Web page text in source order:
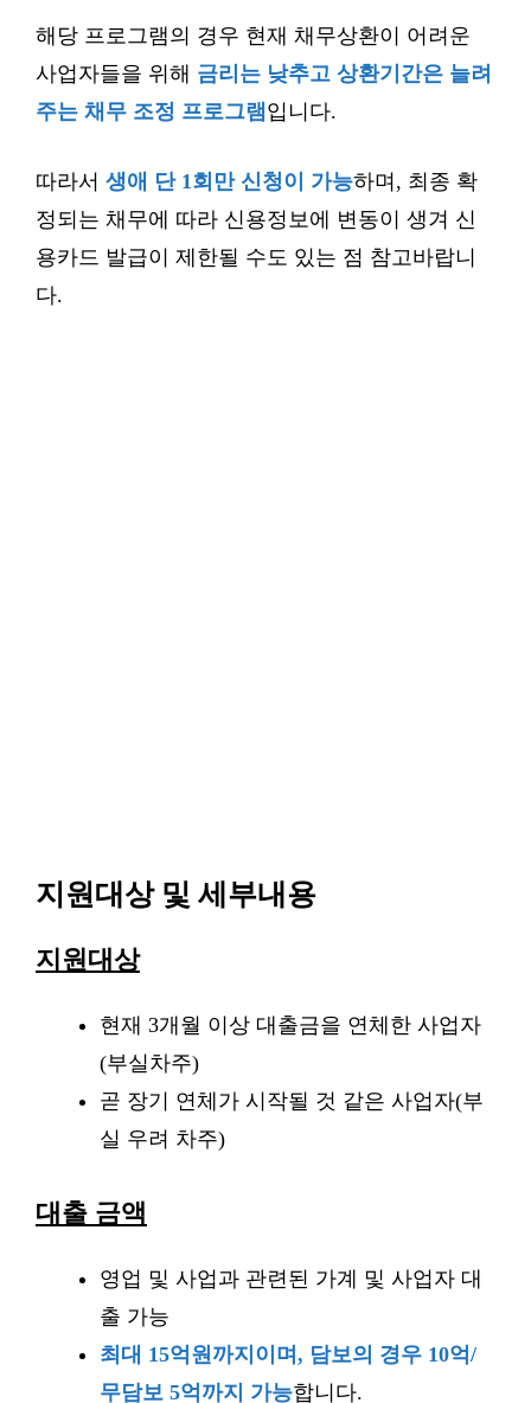
해당 프로그램의 경우 현재 채무상환이 어려운
사업자들을 위해 금리는 낮추고 상환기간은 늘려
주는 채무 조정 프로그램 입니다.
따라서 생애 단 1회만 신청이 가능하며, 최종 확
정되는 채무에 따라 신용정보에 변동이 생겨 신
용카드 발급이 제한될 수도 있는 점 참고바랍니
다.
지원대상 및 세부내용
지원대상
현재 3개월 이상 대출금을 연체한 사업자
(부실차주)
곧 장기 연체가 시작될 것 같은 사업자(부
실 우려 차주)
대출 금액
영업 및 사업과 관련된 가계 및 사업자 대
출 가능
최대 15억원까지이며, 담보의 경우 10억/
무담보 5억까지 가능합니다.